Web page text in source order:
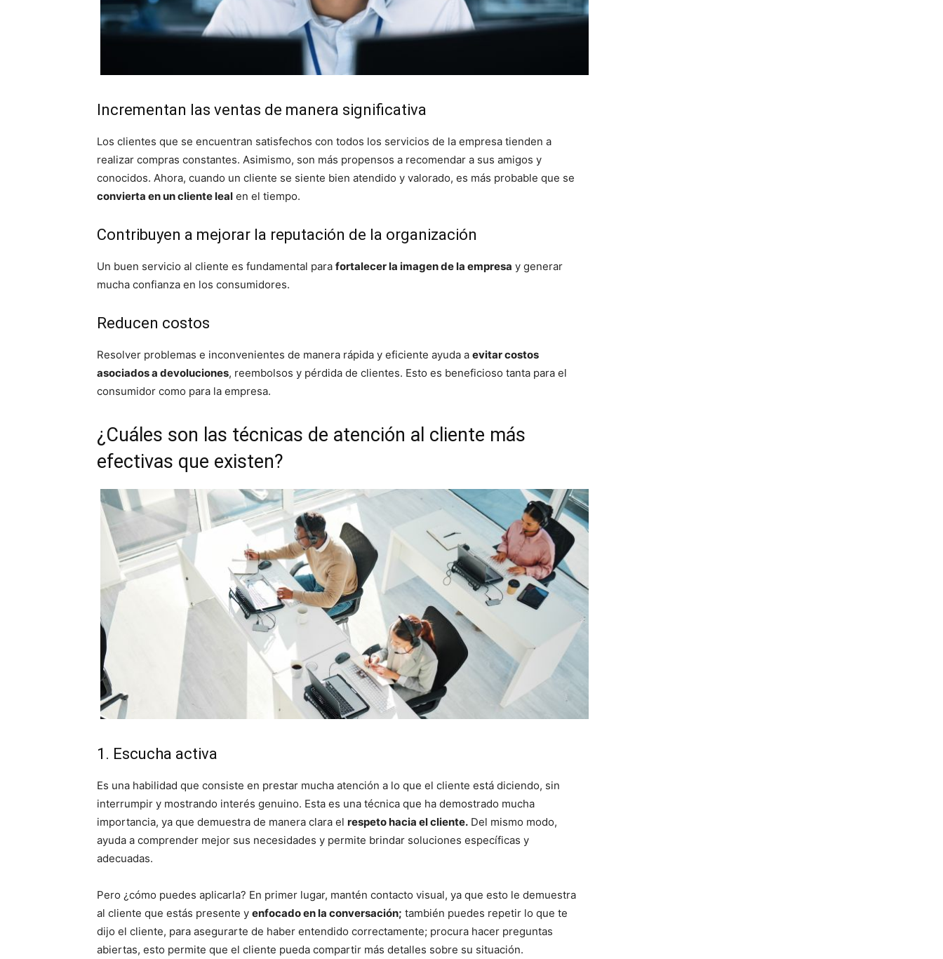
Incrementan las ventas de manera significativa
Los clientes que se encuentran satisfechos con todos los servicios de la empresa tienden a
realizar compras constantes. Asimismo, son más propensos a recomendar a sus amigos y
conocidos. Ahora, cuando un cliente se siente bien atendido y valorado, es más probable que se
convierta en un cliente leal en el tiempo.
Contribuyen a mejorar la reputación de la organización
Un buen servicio al cliente es fundamental para fortalecer la imagen de la empresa y generar
mucha confianza en los consumidores.
Reducen costos
Resolver problemas e inconvenientes de manera rápida y eficiente ayuda a evitar costos
asociados a devoluciones, reembolsos y pérdida de clientes. Esto es beneficioso tanta para el
consumidor como para la empresa.
¿Cuáles son las técnicas de atención al cliente más
efectivas que existen?
1. Escucha activa
Es una habilidad que consiste en prestar mucha atención a lo que el cliente está diciendo, sin
interrumpir y mostrando interés genuino. Esta es una técnica que ha demostrado mucha
importancia, ya que demuestra de manera clara el respeto hacia el cliente. Del mismo modo,
ayuda a comprender mejor sus necesidades y permite brindar soluciones específicas y
adecuadas.
Pero ¿cómo puedes aplicarla? En primer lugar, mantén contacto visual, ya que esto le demuestra
al cliente que estás presente y enfocado en la conversación; también puedes repetir lo que te
dijo el cliente, para asegurarte de haber entendido correctamente; procura hacer preguntas
abiertas, esto permite que el cliente pueda compartir más detalles sobre su situación.